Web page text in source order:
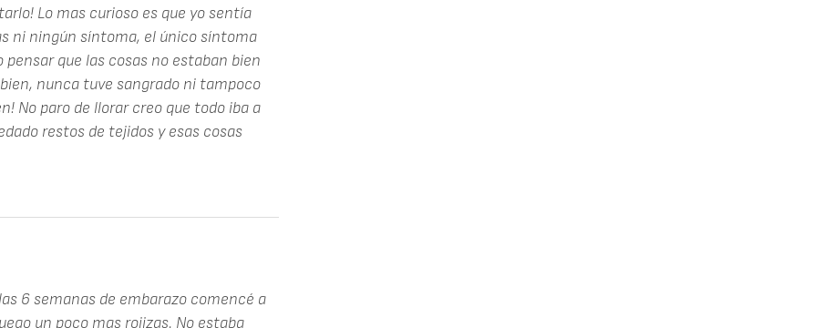
Lo mas curioso es que yo sentía
ni ningún síntoma, el único síntoma
que las cosas no estaban bien
nunca tuve sangrado ni tampoco
No paro de llorar creo que todo iba a
restos de tejidos y esas cosas
6 semanas de embarazo comencé a
un poco mas rojizas. No estaba